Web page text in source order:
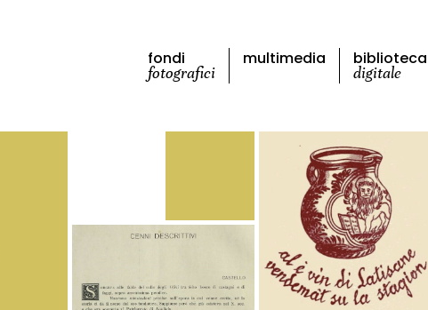
fondi
fotografici
multimedia biblioteca
digitale